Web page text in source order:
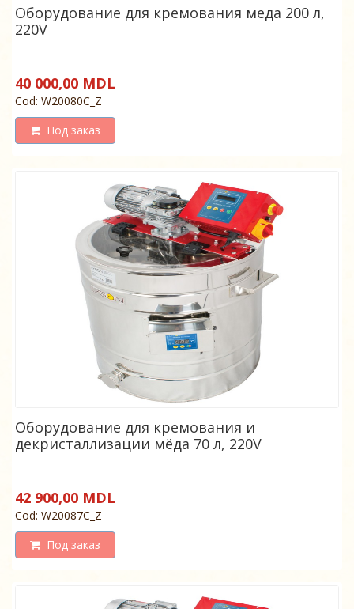
Оборудование для кремования меда 200 л,
220V
40 000,00 MDL
Cod: W20080C_Z
Под заказ
Оборудование для кремования и
декристаллизации мёда 70 л, 220V
42 900,00 MDL
Cod: W20087C_Z
Под заказ